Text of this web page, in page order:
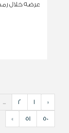
عرضه خلال رمضان 2022.وتجسد أميرة
«
1
2
...
50
51
»